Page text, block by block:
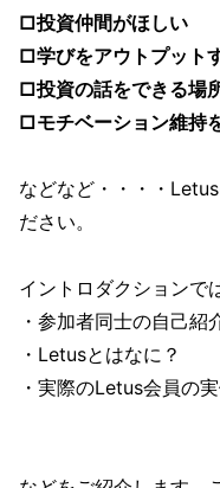
□投資仲間がほしい
□学びをアウトプット
□投資の話をできる場
□モチベーション維持
などなど・・・・
ださい。
イントロダクションで
・参加者同士の自己紹
・Letusとはなに？
・実際のLetus会員の